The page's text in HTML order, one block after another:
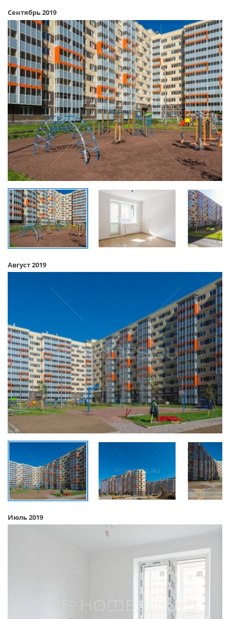
Сентябрь 2019
Август 2019
Июль 2019